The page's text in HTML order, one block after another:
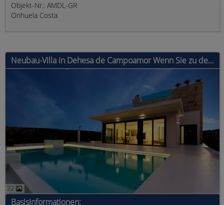
Objekt-Nr.: AMDL-GR
Orihuela Costa
Neubau-Villa in Dehesa de Campoamor Wenn Sie zu denjenigen gehören, die der Meinung sind, dass man für ein entspanntes Leben an der Costa B
22
Basisinformationen: